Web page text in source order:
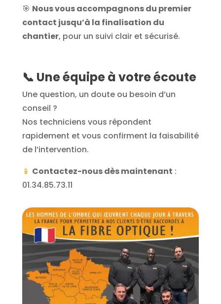
🎯 Nous vous accompagnons du premier
contact jusqu’à la finalisation du
chantier, pour un suivi clair et sécurisé.
📞 Une équipe à votre écoute
Une question, un doute ou besoin d’un
conseil ?
Nos techniciens vous répondent
rapidement et vous confirment la faisabilité
de l’intervention.
📱 Contactez-nous dès maintenant :
01.34.85.73.11